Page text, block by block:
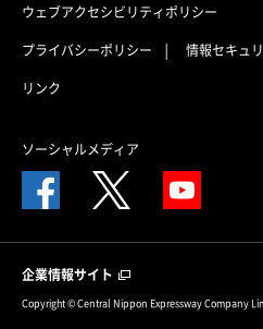
ウェブアクセシビリティポリシー
プライバシーポリシー
情報セキュ
リンク
ソーシャルメディア
企業情報サイト
Copyright © Central Nippon Expressway Company